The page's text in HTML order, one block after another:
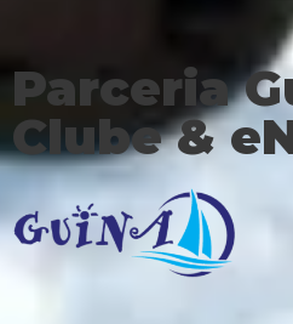
Parceria
Clube &